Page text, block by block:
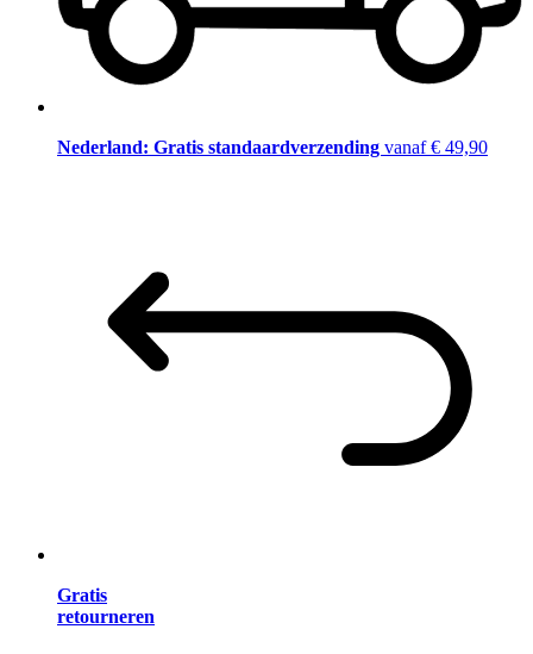
Nederland: Gratis standaardverzending vanaf € 49,90
Gratis
retourneren